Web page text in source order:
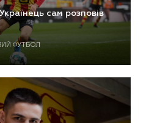
сам розповів
ФУТБОЛ